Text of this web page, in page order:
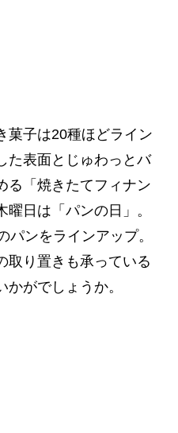
菓子は20種ほどライン
た表面とじゅわっとバ
る「焼きたてフィナン
日は「パンの日」。
パンをラインアップ。
取り置きも承っている
がでしょうか。